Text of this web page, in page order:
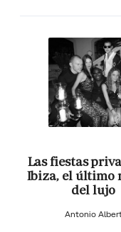
Las fiestas
Ibiza, el último
del lujo
Antonio